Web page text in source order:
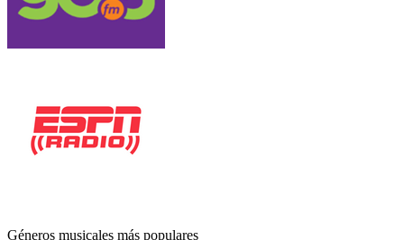
Géneros musicales más populares